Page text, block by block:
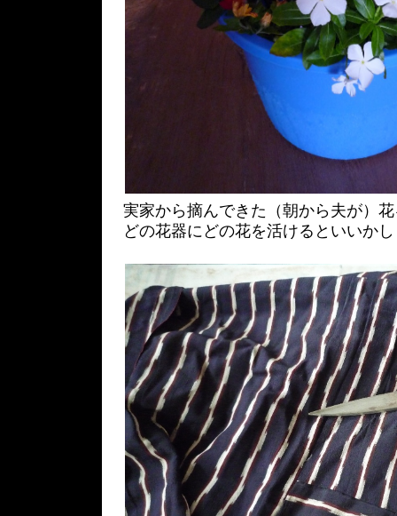
実家から摘んできた（朝から夫が）
どの花器にどの花を活けるといいか